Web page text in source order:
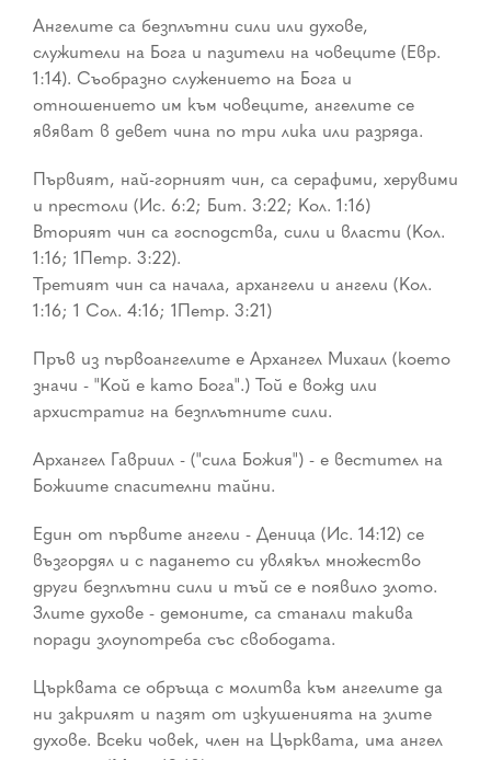
Ангелите са безплътни сили или духове,
служители на Бога и пазители на човеците (Евр.
1:14). Съобразно служението на Бога и
отношението им към човеците, ангелите се
явяват в девет чина по три лика или разряда.
Първият, най-горният чин, са серафими, херувими
и престоли (Ис. 6:2; Бит. 3:22; Кол. 1:16)
Вторият чин са господства, сили и власти (Кол.
1:16; 1Петр. 3:22).
Третият чин са начала, архангели и ангели (Кол.
1:16; 1 Сол. 4:16; 1Петр. 3:21)
Пръв из първоангелите е Архангел Михаил (което
значи - "Кой е като Бога".) Той е вожд или
архистратиг на безплътните сили.
Архангел Гавриил - ("сила Божия") - е вестител на
Божиите спасителни тайни.
Един от първите ангели - Деница (Ис. 14:12) се
възгордял и с падането си увлякъл множество
други безплътни сили и тъй се е появило злото.
Злите духове - демоните, са станали такива
поради злоупотреба със свободата.
Църквата се обръща с молитва към ангелите да
ни закрилят и пазят от изкушенията на злите
духове. Всеки човек, член на Църквата, има ангел